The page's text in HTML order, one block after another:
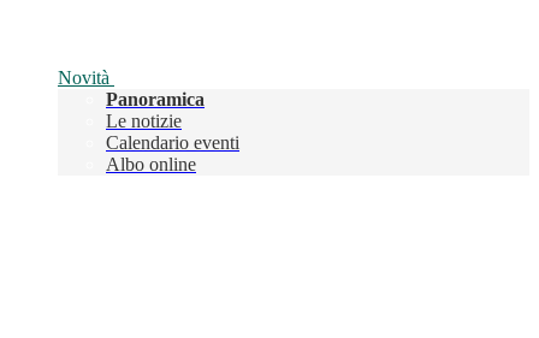
Novità
Panoramica
Le notizie
Calendario eventi
Albo online